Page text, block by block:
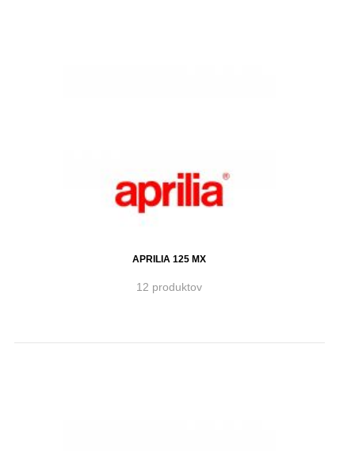
APRILIA 125 MX
12 produktov